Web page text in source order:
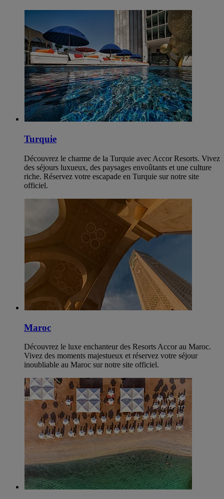
Turquie
Découvrez le charme de la Turquie avec Accor Resorts. Vivez
des séjours luxueux, des paysages envoûtants et une culture
riche. Réservez votre escapade en Turquie sur notre site
officiel.
Maroc
Découvrez le luxe enchanteur des Resorts Accor au Maroc.
Vivez des moments majestueux et réservez votre séjour
inoubliable au Maroc sur notre site officiel.